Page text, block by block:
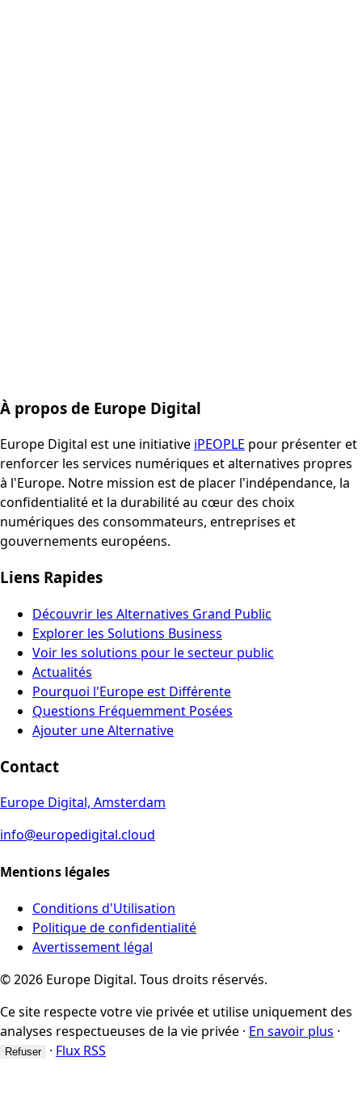
À propos de Europe Digital
Europe Digital est une initiative iPEOPLE pour présenter et
renforcer les services numériques et alternatives propres
à l'Europe. Notre mission est de placer l'indépendance, la
confidentialité et la durabilité au cœur des choix
numériques des consommateurs, entreprises et
gouvernements européens.
Liens Rapides
Découvrir les Alternatives Grand Public
Explorer les Solutions Business
Voir les solutions pour le secteur public
Actualités
Pourquoi l'Europe est Différente
Questions Fréquemment Posées
Ajouter une Alternative
Contact
Europe Digital, Amsterdam
info@europedigital.cloud
Mentions légales
Conditions d'Utilisation
Politique de confidentialité
Avertissement légal
© 2026 Europe Digital. Tous droits réservés.
Ce site respecte votre vie privée et utilise uniquement des
analyses respectueuses de la vie privée · En savoir plus ·
Refuser · Flux RSS